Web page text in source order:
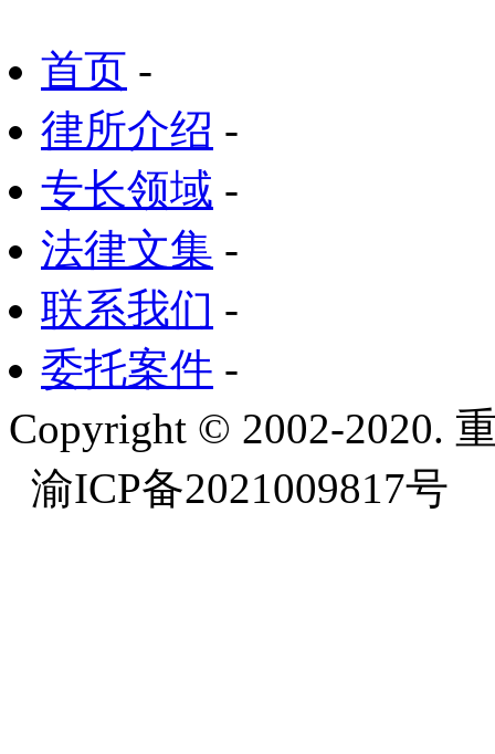
首页 -
律所介绍 -
专长领域 -
法律文集 -
联系我们 -
委托案件 -
Copyright © 2002-2020.
渝ICP备2021009817号